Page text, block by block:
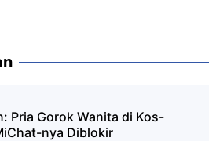
Pria Gorok Wanita di Kos-
nya Diblokir